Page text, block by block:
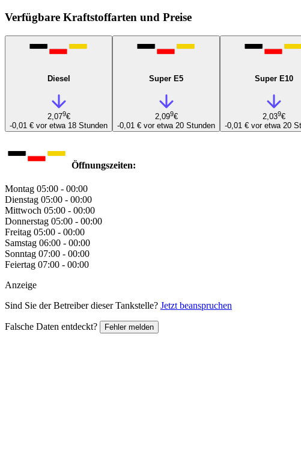
Verfügbare Kraftstoffarten und Preise
Diesel
2,079€
-0,01 € vor etwa 18 Stunden
Super E5
2,099€
-0,01 € vor etwa 20 Stunden
Super E10
2,039€
-0,01 € vor etwa 20
Öffnungszeiten:
Montag 05:00 - 00:00
Dienstag 05:00 - 00:00
Mittwoch 05:00 - 00:00
Donnerstag 05:00 - 00:00
Freitag 05:00 - 00:00
Samstag 06:00 - 00:00
Sonntag 07:00 - 00:00
Feiertag 07:00 - 00:00
Anzeige
Sind Sie der Betreiber dieser Tankstelle? Jetzt beanspruchen
Falsche Daten entdeckt? Fehler melden